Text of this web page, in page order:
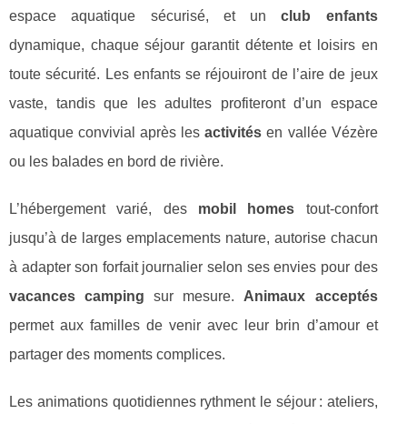
espace aquatique sécurisé, et unclub enfants
dynamique, chaque séjour garantit détente et loisirs en
toute sécurité. Les enfants se réjouiront de l’aire de jeux
vaste, tandis que les adultes profiteront d’un espace
aquatique convivial après lesactivités en vallée Vézère
ou les balades en bord de rivière.
L’hébergement varié, des mobil homes tout-confort
jusqu’à de larges emplacements nature, autorise chacun
à adapter son forfait journalier selon ses envies pour des
vacances camping sur mesure. Animaux acceptés
permet aux familles de venir avec leur brin d’amour et
partager des moments complices.
Les animations quotidiennes rythment le séjour : ateliers,